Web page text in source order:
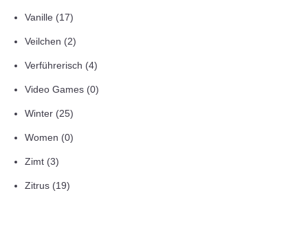
Vanille (17)
Veilchen (2)
Verführerisch (4)
Video Games (0)
Winter (25)
Women (0)
Zimt (3)
Zitrus (19)